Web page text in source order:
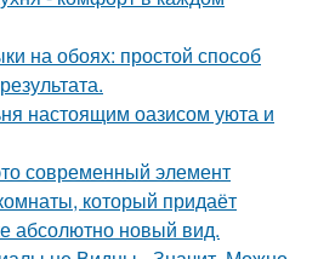
на обоях: простой способ
настоящим оазисом уюта и
современный элемент
который придаёт
абсолютно новый вид.